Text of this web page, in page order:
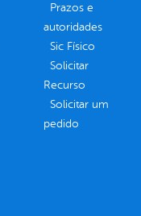
Prazos e
autoridades
Sic Físico
Solicitar
Recurso
Solicitar um
pedido